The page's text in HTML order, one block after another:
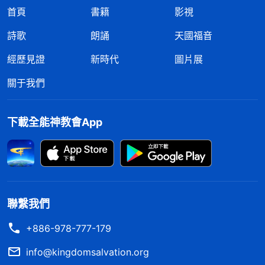
首頁 書籍
影視
詩歌
朗誦
天國福音
經歷見證
新時代
圖片展
關于我們
下載全能神教會App
聯繫我們
+886-978-777-179
info@kingdomsalvation.org